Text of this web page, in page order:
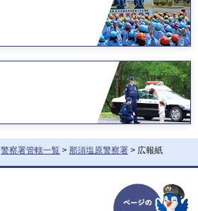
警察署管轄一覧 > 那須塩原警察署 > 広報紙